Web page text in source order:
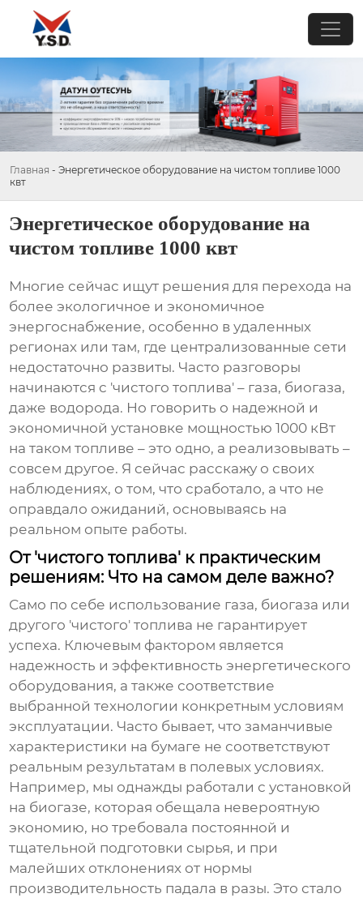
Главная - Энергетическое оборудование на чистом топливе 1000
квт
Энергетическое оборудование на
чистом топливе 1000 квт
Многие сейчас ищут решения для перехода на
более экологичное и экономичное
энергоснабжение, особенно в удаленных
регионах или там, где централизованные сети
недостаточно развиты. Часто разговоры
начинаются с 'чистого топлива' – газа, биогаза,
даже водорода. Но говорить о надежной и
экономичной установке мощностью1000 кВт
на таком топливе – это одно, а реализовывать –
совсем другое. Я сейчас расскажу о своих
наблюдениях, о том, что сработало, а что не
оправдало ожиданий, основываясь на
реальном опыте работы.
От 'чистого топлива' к практическим
решениям: Что на самом деле важно?
Само по себе использование газа, биогаза или
другого 'чистого' топлива не гарантирует
успеха. Ключевым фактором является
надежность и эффективностьэнергетического
оборудования, а также соответствие
выбранной технологии конкретным условиям
эксплуатации. Часто бывает, что заманчивые
характеристики на бумаге не соответствуют
реальным результатам в полевых условиях.
Например, мы однажды работали с установкой
на биогазе, которая обещала невероятную
экономию, но требовала постоянной и
тщательной подготовки сырья, и при
малейших отклонениях от нормы
производительность падала в разы. Это стало